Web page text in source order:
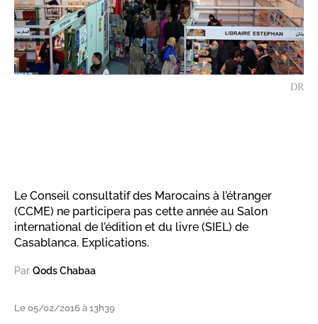
DR
Le Conseil consultatif des Marocains à l’étranger
(CCME) ne participera pas cette année au Salon
international de l’édition et du livre (SIEL) de
Casablanca. Explications.
Par Qods Chabaa
Le 05/02/2016 à 13h39